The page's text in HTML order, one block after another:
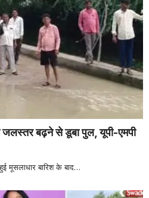
बढ़ने से डूबा पुल, यूपी-एमपी
मूसलाधार बारिश के बाद…